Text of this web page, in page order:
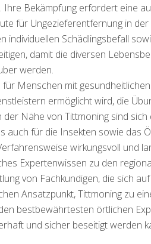
Bekämpfung erfordert eine
für Ungezieferentfernung in
Schädlingsbefall
damit die diversen
werden.
Menschen mit
ermöglicht wird, die
Nähe von Tittmoning sind
für die Insekten sowie das
wirkungsvoll und
Expertenwissen zu den
von Fachkundigen, die sich
Ansatzpunkt, Tittmoning zu
bestbewährtesten örtlichen
und sicher beseitigt werden